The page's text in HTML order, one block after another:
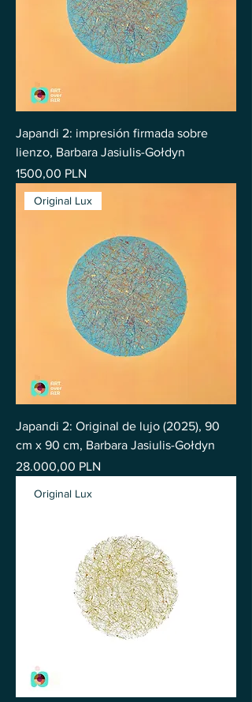
Japandi 2: impresión firmada sobre
lienzo, Barbara Jasiulis-Gołdyn
Precio
1500,00 PLN
Original Lux
Japandi 2: Original de lujo (2025), 90
cm x 90 cm, Barbara Jasiulis-Gołdyn
Precio
28.000,00 PLN
Original Lux